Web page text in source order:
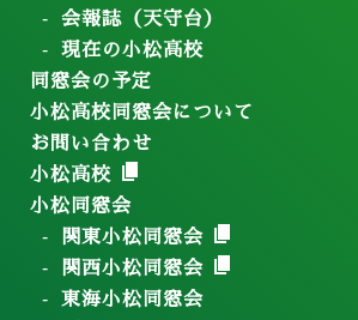
会報誌（天守台）
現在の小松高校
同窓会の予定
小松高校同窓会について
お問い合わせ
小松高校
小松同窓会
関東小松同窓会
関西小松同窓会
東海小松同窓会